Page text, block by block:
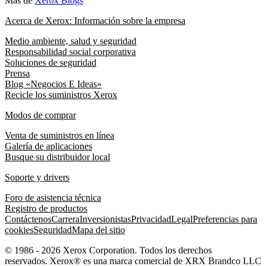
Acerca de Xerox: Información sobre la empresa
Medio ambiente, salud y seguridad
Responsabilidad social corporativa
Soluciones de seguridad
Prensa
Blog «Negocios E Ideas»
Recicle los suministros Xerox
Modos de comprar
Venta de suministros en línea
Galería de aplicaciones
Busque su distribuidor local
Soporte y drivers
Foro de asistencia técnica
Registro de productos
ContáctenosCarreraInversionistasPrivacidadLegalPreferencias para
cookiesSeguridadMapa del sitio
© 1986 - 2026 Xerox Corporation. Todos los derechos
reservados. Xerox® es una marca comercial de XRX Brandco LLC